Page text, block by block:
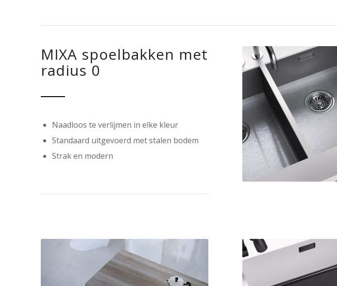
MIXA spoelbakken met
radius 0
Naadloos te verlijmen in elke kleur
Standaard uitgevoerd met stalen bodem
Strak en modern